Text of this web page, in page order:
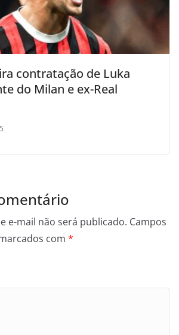
contratação de Luka
do Milan e ex-Real
e-mail não será publicado. Campos
com *